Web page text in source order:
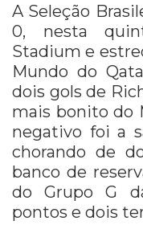
A Seleção
0, nesta
Stadium e
Mundo do
dois gols de
mais bonito do
negativo foi a
chorando de
banco de
do Grupo G
pontos e dois